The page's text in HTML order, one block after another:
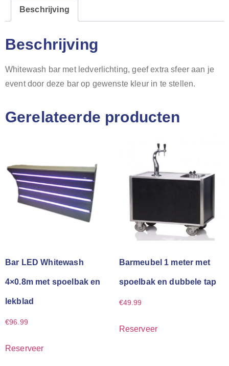
Beschrijving
Beschrijving
Whitewash bar met ledverlichting, geef extra sfeer aan je
event door deze bar op gewenste kleur in te stellen.
Gerelateerde producten
Bar LED Whitewash
4×0.8m met spoelbak en
lekblad
€96.99
Reserveer
Barmeubel 1 meter met
spoelbak en dubbele tap
€49.99
Reserveer